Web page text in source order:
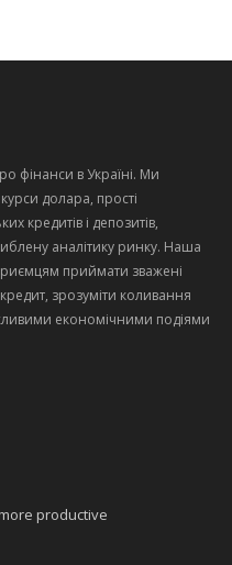
фінанси в Україні. Ми
долара, прості
кредитів і депозитів,
аналітику ринку. Наша
приймати зважені
зрозуміти коливання
економічними подіями
productive